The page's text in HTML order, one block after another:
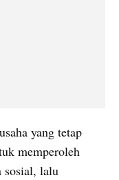
yang tetap
memperoleh
sosial, lalu